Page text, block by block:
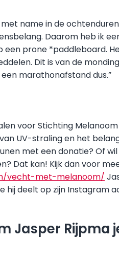
name in de
Daarom heb ik
prone *paddleboard.
Dit is van de
marathonafstand dus.”
voor Stichting
UV-straling en het
met een donatie? Of
Dat kan! Kijk dan voor
vecht-met-melanoom/
hij deelt op zijn Instagram
Jasper Rijpma